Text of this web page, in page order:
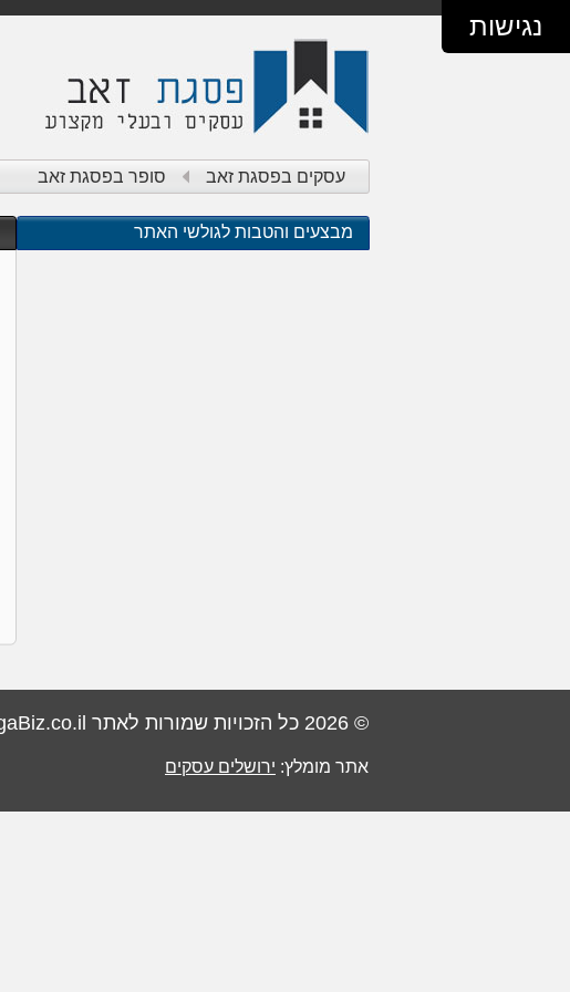
נגישות
עסקים בפסגת זאב סופר בפסגת זאב
מבצעים והטבות לגולשי האתר
© 2026 כל הזכויות שמורות לאתר PisgaBiz.co.il
אתר מומלץ: ירושלים עסקים